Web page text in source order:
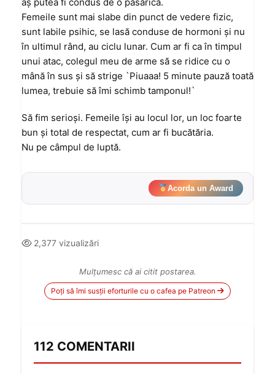
Femeile sunt mai slabe din punct de vedere fizic,
sunt labile psihic, se lasă conduse de hormoni şi nu
în ultimul rând, au ciclu lunar. Cum ar fi ca în timpul
unui atac, colegul meu de arme să se ridice cu o
mână în sus şi să strige `Piuaaa! 5 minute pauză toată
lumea, trebuie să îmi schimb tamponul!`
Să fim serioşi. Femeile îşi au locul lor, un loc foarte
bun şi total de respectat, cum ar fi bucătăria.
Nu pe câmpul de luptă.
Acorda un Award
2,377 vizualizări
Mulțumesc că ai citit postarea.
Poți să îmi susții eforturile cu o cafea pe Patreon
112 COMENTARII